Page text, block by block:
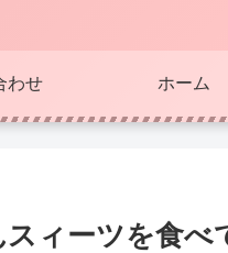
わせ ホーム
スィーツを食